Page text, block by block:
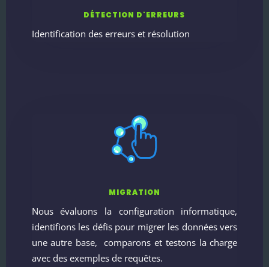
DÉTECTION D'ERREURS
Identification des erreurs et résolution
MIGRATION
Nous évaluons la configuration informatique,
identifions les défis pour migrer les données vers
une autre base, comparons et testons la charge
avec des exemples de requêtes.